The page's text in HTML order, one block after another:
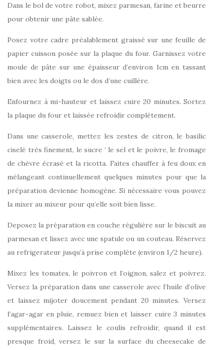
Dans le bol de votre robot, mixez parmesan, farine et beurre
pour obtenir une pâte sablée.
Posez votre cadre préalablement graissé sur une feuille de
papier cuisson posée sur la plaque du four. Garnissez votre
moule de pâte sur une épaisseur d’environ 1cm en tassant
bien avec les doigts ou le dos d’une cuillère.
Enfournez à mi-hauteur et laissez cuire 20 minutes. Sortez
la plaque du four et laissée refroidir complètement.
Dans une casserole, mettez les zestes de citron, le basilic
ciselé très finement, le sucre ‘ le sel et le poivre, le fromage
de chèvre écrasé et la ricotta. Faites chauffer à feu doux en
mélangeant continuellement quelques minutes pour que la
préparation devienne homogène. Si nécessaire vous pouvez
la mixer au mixeur pour qu’elle soit bien lisse.
Deposez la préparation en couche régulière sur le biscuit au
parmesan et lissez avec une spatule ou un couteau. Réservez
au refrigerateur jusqu’à prise complète (environ 1/2 heure).
Mixez les tomates, le poivron et l’oignon, salez et poivrez.
Versez la préparation dans une casserole avec l’huile d’olive
et laissez mijoter doucement pendant 20 minutes. Versez
l’agar-agar en pluie, remuez bien et laisser cuire 3 minutes
supplémentaires. Laissez le coulis refroidir, quand il est
presque froid, versez le sur la surface du cheesecake de